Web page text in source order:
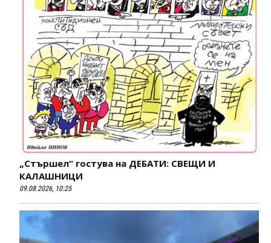
„Стършел“ гостува на ДЕБАТИ: СВЕЩИ И
КАЛАШНИЦИ
09.08.2026, 10:25